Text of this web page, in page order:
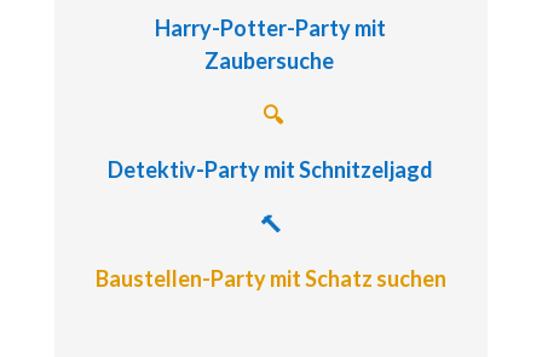
Harry-Potter-Partymit
Zaubersuche
🔍
Detektiv-Partymit Schnitzeljagd
🔨
Baustellen-Party mit Schatz suchen